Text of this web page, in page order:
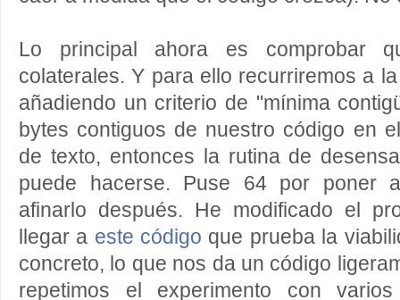
Lo principal ahora es comprobar
colaterales. Y para ello recurriremos a
añadiendo un criterio de "mínima
bytes contiguos de nuestro código en
de texto, entonces la rutina de
puede hacerse. Puse 64 por poner
afinarlo después. He modificado el
llegar a este código que prueba la
concreto, lo que nos da un código
repetimos el experimento con